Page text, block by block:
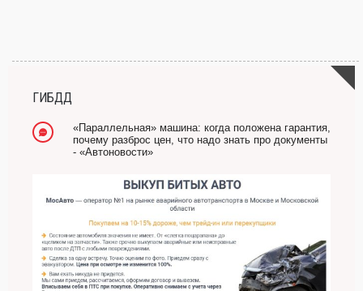
ГИБДД
«Параллельная» машина: когда положена гарантия,
почему разброс цен, что надо знать про документы
- «Автоновости»